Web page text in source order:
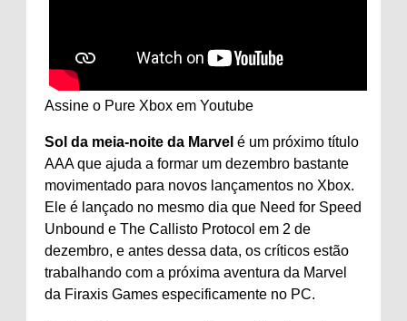
Assine o Pure Xbox em Youtube
Sol da meia-noite da Marvel é um próximo título
AAA que ajuda a formar um dezembro bastante
movimentado para novos lançamentos no Xbox.
Ele é lançado no mesmo dia que Need for Speed
​​Unbound e The Callisto Protocol em 2 de
dezembro, e antes dessa data, os críticos estão
trabalhando com a próxima aventura da Marvel
da Firaxis Games especificamente no PC.